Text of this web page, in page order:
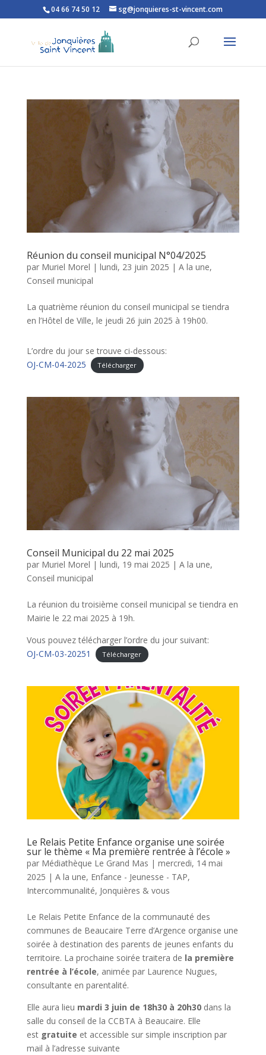
Ouvrir la barre d’outils
04 66 74 50 12 sg@jonquieres-st-vincent.com
Réunion du conseil municipal N°04/2025
par Muriel Morel | lundi, 23 juin 2025 | A la une,
Conseil municipal
La quatrième réunion du conseil municipal se tiendra
en l’Hôtel de Ville, le jeudi 26 juin 2025 à 19h00.
L’ordre du jour se trouve ci-dessous:
OJ-CM-04-2025
Télécharger
Conseil Municipal du 22 mai 2025
par Muriel Morel | lundi, 19 mai 2025 | A la une,
Conseil municipal
La réunion du troisième conseil municipal se tiendra en
Mairie le 22 mai 2025 à 19h.
Vous pouvez télécharger l’ordre du jour suivant:
OJ-CM-03-20251
Télécharger
Le Relais Petite Enfance organise une soirée
sur le thème « Ma première rentrée à l’école »
par Médiathèque Le Grand Mas | mercredi, 14 mai
2025 | A la une, Enfance - Jeunesse - TAP,
Intercommunalité, Jonquières & vous
Le Relais Petite Enfance de la communauté des
communes de Beaucaire Terre d’Argence organise une
soirée à destination des parents de jeunes enfants du
territoire. La prochaine soirée traitera de la première
rentrée à l’école, animée par Laurence Nugues,
consultante en parentalité.
Elle aura lieu mardi 3 juin de 18h30 à 20h30dans la
salle du conseil de la CCBTA à Beaucaire. Elle
est gratuite et accessible sur simple inscription par
mail à l’adresse suivante